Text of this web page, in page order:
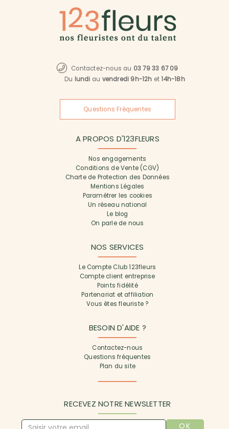
Contactez-nous au 03 79 33 67 09
Du lundi au vendredi 9h-12h et14h-18h
Questions Fréquentes
A PROPOS D'123FLEURS
Nos engagements
Conditions de Vente (CGV)
Charte de Protection des Données
Mentions Légales
Paramétrer les cookies
Un réseau national
Le blog
On parle de nous
NOS SERVICES
Le Compte Club 123fleurs
Compte client entreprise
Points fidélité
Partenariat et affiliation
Vous êtes fleuriste ?
BESOIN D'AIDE ?
Contactez-nous
Questions fréquentes
Plan du site
RECEVEZ NOTRE NEWSLETTER
OK